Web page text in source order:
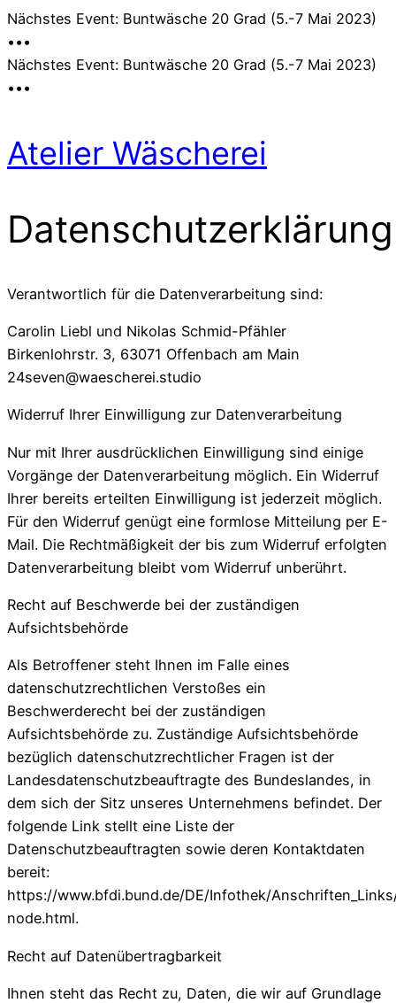
Nächstes Event: Buntwäsche 20 Grad (5.-7 Mai 2023)
•••
Nächstes Event: Buntwäsche 20 Grad (5.-7 Mai 2023)
•••
Atelier Wäscherei
Datenschutzerklärung
Verantwortlich für die Datenverarbeitung sind:
Carolin Liebl und Nikolas Schmid-Pfähler
Birkenlohrstr. 3, 63071 Offenbach am Main
24seven@waescherei.studio
Widerruf Ihrer Einwilligung zur Datenverarbeitung
Nur mit Ihrer ausdrücklichen Einwilligung sind einige
Vorgänge der Datenverarbeitung möglich. Ein Widerruf
Ihrer bereits erteilten Einwilligung ist jederzeit möglich.
Für den Widerruf genügt eine formlose Mitteilung per E-
Mail. Die Rechtmäßigkeit der bis zum Widerruf erfolgten
Datenverarbeitung bleibt vom Widerruf unberührt.
Recht auf Beschwerde bei der zuständigen
Aufsichtsbehörde
Als Betroffener steht Ihnen im Falle eines
datenschutzrechtlichen Verstoßes ein
Beschwerderecht bei der zuständigen
Aufsichtsbehörde zu. Zuständige Aufsichtsbehörde
bezüglich datenschutzrechtlicher Fragen ist der
Landesdatenschutzbeauftragte des Bundeslandes, in
dem sich der Sitz unseres Unternehmens befindet. Der
folgende Link stellt eine Liste der
Datenschutzbeauftragten sowie deren Kontaktdaten
bereit:
https://www.bfdi.bund.de/DE/Infothek/
node.html.
Recht auf Datenübertragbarkeit
Ihnen steht das Recht zu, Daten, die wir auf Grundlage